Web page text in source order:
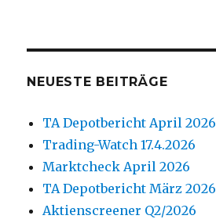
NEUESTE BEITRÄGE
TA Depotbericht April 2026
Trading-Watch 17.4.2026
Marktcheck April 2026
TA Depotbericht März 2026
Aktienscreener Q2/2026